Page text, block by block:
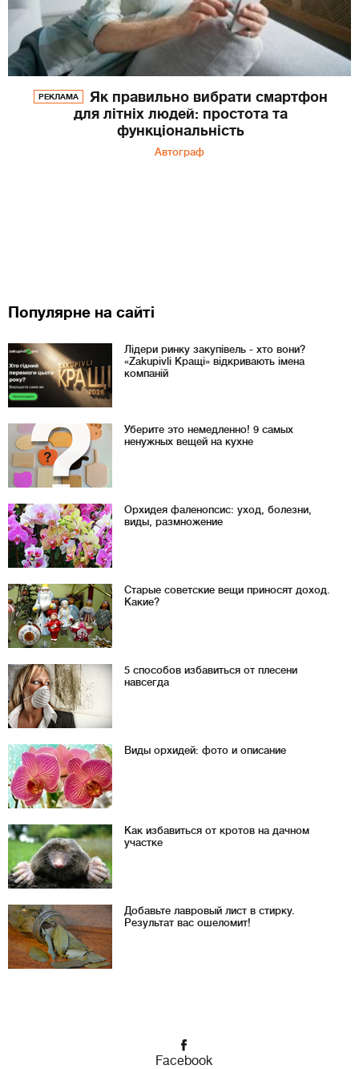
РЕКЛАМА
Як правильно вибрати смартфон
для літніх людей: простота та
функціональність
Автограф
Популярне на сайті
Лідери ринку закупівель - хто вони?
«Zakupivli Кращі» відкривають імена
компаній
Уберите это немедленно! 9 самых
ненужных вещей на кухне
Орхидея фаленопсис: уход, болезни,
виды, размножение
Старые советские вещи приносят доход.
Какие?
5 способов избавиться от плесени
навсегда
Виды орхидей: фото и описание
Как избавиться от кротов на дачном
участке
Добавьте лавровый лист в стирку.
Результат вас ошеломит!
Facebook